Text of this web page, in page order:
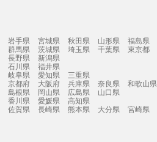
岩手県 宮城県 秋田県 山形県
福島県
群馬県 茨城県 埼玉県 千葉県 東京都
長野県
新潟県
石川県
福井県
岐阜県 愛知県
三重県
京都府 大阪府 兵庫県 奈良県
和歌山県
島根県 岡山県 広島県
山口県
香川県 愛媛県
高知県
佐賀県 長崎県 熊本県 大分県 宮崎県